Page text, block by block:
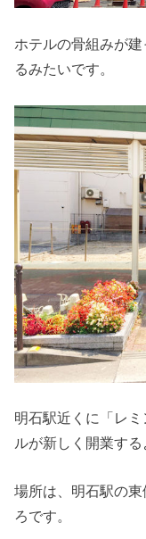
ホテルの骨組みが
るみたいです。
明石駅近くに「レ
ルが新しく開業する
場所は、明石駅の
ろです。